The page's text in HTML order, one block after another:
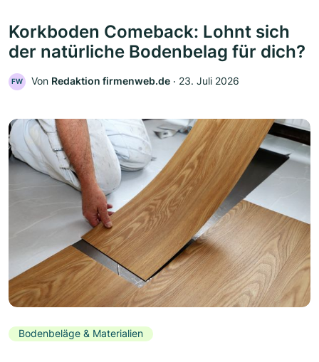
Korkboden Comeback: Lohnt sich
der natürliche Bodenbelag für dich?
FW Von Redaktion firmenweb.de ‧ 23. Juli 2026
Bodenbeläge & Materialien